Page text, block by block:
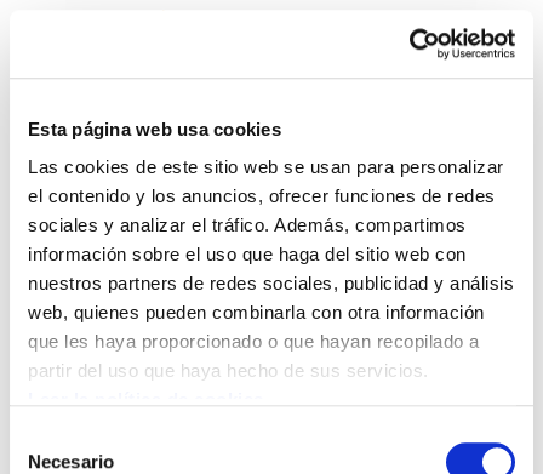
Esta página web usa cookies
Las cookies de este sitio web se usan para personalizar
el contenido y los anuncios, ofrecer funciones de redes
sociales y analizar el tráfico. Además, compartimos
información sobre el uso que haga del sitio web con
nuestros partners de redes sociales, publicidad y análisis
web, quienes pueden combinarla con otra información
que les haya proporcionado o que hayan recopilado a
partir del uso que haya hecho de sus servicios.
Necesario
Sindikalgintza 444
Sindikalgintza 444.PDF7.7 MB
POLÍTICA DE COOKIES
CANAL DE INFORMACIÓN
POLÍTICA DE PRIVACIDAD
MAPA DEL SITIO
ACCESIBILIDAD
Barrainkua 13 - 48009 Bilbo -